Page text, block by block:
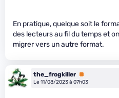
En pratique, quelque soit le
des lecteurs au fil du temps et
migrer vers un autre format.
the_frogkiller Premium
Le 11/08/2023 à 07h03